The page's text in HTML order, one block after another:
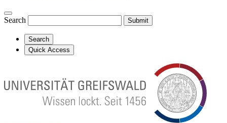
Search Submit
Search
Quick Access